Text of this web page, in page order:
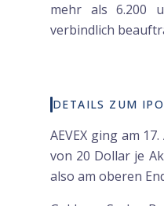
mehr als 6.200
verbindlich
DETAILS ZUM IPO
AEVEX ging am
von 20 Dollar je
also am oberen